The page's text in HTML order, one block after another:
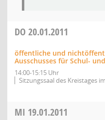
DO 20.01.2011
öffentliche und
Ausschusses für Schul-
14:00-15:15 Uhr
Sitzungssaal des Kreistages
MI 19.01.2011